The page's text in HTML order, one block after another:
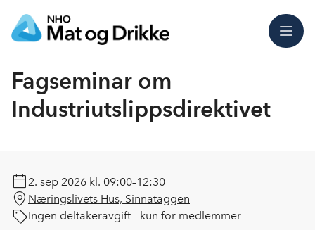
Meny
Fagseminar om
Industriutslippsdirektivet
2. sep 2026 kl. 09:00–12:30
Næringslivets Hus, Sinnataggen
Ingen deltakeravgift - kun for medlemmer